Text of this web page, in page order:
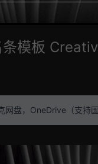
条模板
盘，OneDrive（支持